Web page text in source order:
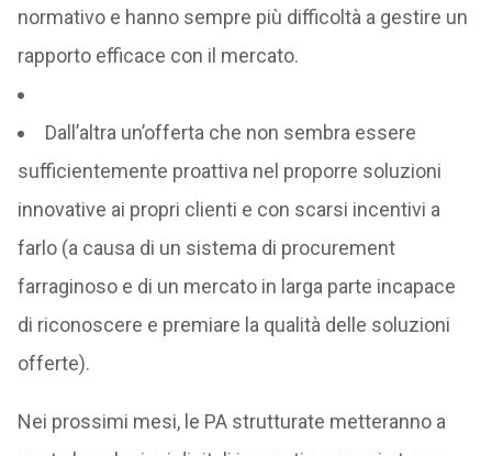
normativo e hanno sempre più difficoltà a gestire un
rapporto efficace con il mercato.
Dall’altra un’offerta che non sembra essere
sufficientemente proattiva nel proporre soluzioni
innovative ai propri clienti e con scarsi incentivi a
farlo (a causa di un sistema di procurement
farraginoso e di un mercato in larga parte incapace
di riconoscere e premiare la qualità delle soluzioni
offerte).
Nei prossimi mesi, le PA strutturate metteranno a